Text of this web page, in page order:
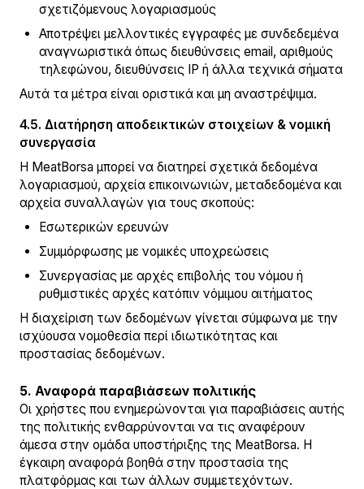
σχετιζόμενους λογαριασμούς
Αποτρέψει μελλοντικές εγγραφές με συνδεδεμένα
αναγνωριστικά όπως διευθύνσεις email, αριθμούς
τηλεφώνου, διευθύνσεις IP ή άλλα τεχνικά σήματα
Αυτά τα μέτρα είναι οριστικά και μη αναστρέψιμα.
4.5. Διατήρηση αποδεικτικών στοιχείων & νομική
συνεργασία
Η MeatBorsa μπορεί να διατηρεί σχετικά δεδομένα
λογαριασμού, αρχεία επικοινωνιών, μεταδεδομένα και
αρχεία συναλλαγών για τους σκοπούς:
Εσωτερικών ερευνών
Συμμόρφωσης με νομικές υποχρεώσεις
Συνεργασίας με αρχές επιβολής του νόμου ή
ρυθμιστικές αρχές κατόπιν νόμιμου αιτήματος
Η διαχείριση των δεδομένων γίνεται σύμφωνα με την
ισχύουσα νομοθεσία περί ιδιωτικότητας και
προστασίας δεδομένων.
5. Αναφορά παραβιάσεων πολιτικής
Οι χρήστες που ενημερώνονται για παραβιάσεις αυτής
της πολιτικής ενθαρρύνονται να τις αναφέρουν
άμεσα στην ομάδα υποστήριξης της MeatBorsa. Η
έγκαιρη αναφορά βοηθά στην προστασία της
πλατφόρμας και των άλλων συμμετεχόντων.